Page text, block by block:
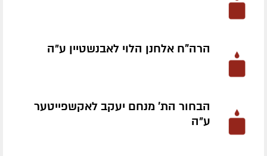
הרה"ח אלחנן הלוי לאבנשטיין ע״ה
הבחור הת' מנחם יעקב לאקשפייטער
ע״ה